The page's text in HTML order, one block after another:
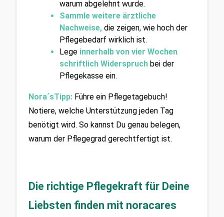
warum abgelehnt wurde.
Sammle weitere ärztliche
Nachweise, die zeigen, wie hoch der
Pflegebedarf wirklich ist.
Lege innerhalb von vier Wochen
schriftlich Widerspruch bei der
Pflegekasse ein.
Nora´sTipp: Führe ein Pflegetagebuch!
Notiere, welche Unterstützung jeden Tag
benötigt wird. So kannst Du genau belegen,
warum der Pflegegrad gerechtfertigt ist.
Die richtige Pflegekraft für Deine
Liebsten finden mit noracares